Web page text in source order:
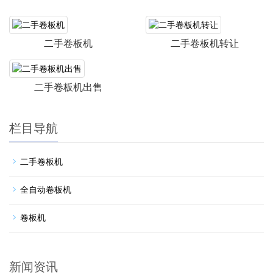
二手卷板机 二手卷板机转让
二手卷板机出售
栏目导航
二手卷板机
全自动卷板机
卷板机
新闻资讯